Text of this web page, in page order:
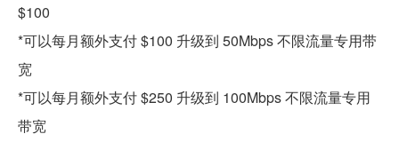
$100
*可以每月额外支付 $100 升级到 50Mbps 不限流量专用带
宽
*可以每月额外支付 $250 升级到 100Mbps 不限流量专用
带宽